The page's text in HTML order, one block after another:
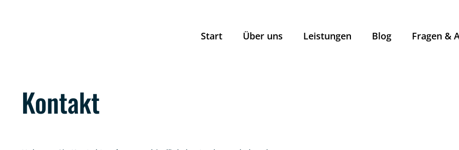
Start Über uns Leistungen Blog Fragen &
Kontakt